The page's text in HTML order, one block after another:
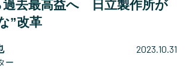
#金融用語解説
過去最高益へ 日立製作所が
”改革
ー
2023.10.31